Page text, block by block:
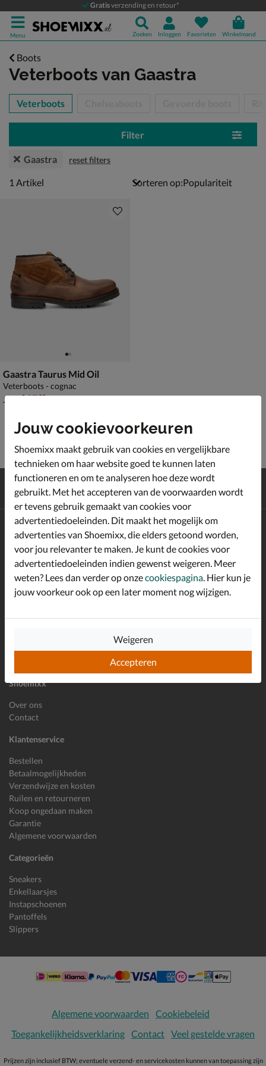
Gratisverzending en retour*
Menu Zoeken Inloggen Favorieten Winkelmand
Boots
Veterboots van Gaastra
over
Veterboots
Filter
Gaastra reset filters
1 artikel
1 Artikel Sorteren op:
Gaastra Taurus Mid Oil
Veterboots - cognac
van € 139,99 voor € 97,99
139 97,99
Gratisverzending en retour*
Achterafbetalen
Shoemixx
Over ons
Contact
Klantenservice
Bestellen
Betaalmogelijkheden
Verzendwijze en kosten
Ruilen en retourneren
Koop ongedaan maken
Garantie
Algemene voorwaarden
Categorieën
Sneakers
Enkellaarsjes
Instapschoenen
Pantoffels
Slippers
Altijd op de hoogte zijn?
Schrijf je in voor de Shoemixx nieuwsbrief en ontvang €10,-
welkomstkorting!*
E-mailadres
Algemene voorwaarden
Cookiebeleid
Toegankelijkheidsverklaring Contact Veel gestelde vragen
Prijzen zijn inclusief BTW; eventuele verzend- en servicekosten kunnen van toepassing zijn
Jouw cookievoorkeuren
Shoemixx maakt gebruik van cookies en vergelijkbare
technieken om haar website goed te kunnen laten
functioneren en om te analyseren hoe deze wordt
gebruikt. Met het accepteren van de voorwaarden wordt
er tevens gebruik gemaakt van cookies voor
advertentiedoeleinden. Dit maakt het mogelijk om
advertenties van Shoemixx, die elders getoond worden,
voor jou relevanter te maken. Je kunt de cookies voor
advertentiedoeleinden indien gewenst weigeren. Meer
weten? Lees dan verder op onzecookiespagina . Hier kun je
jouw voorkeur ook op een later moment nog wijzigen.
Accepteren
Weigeren